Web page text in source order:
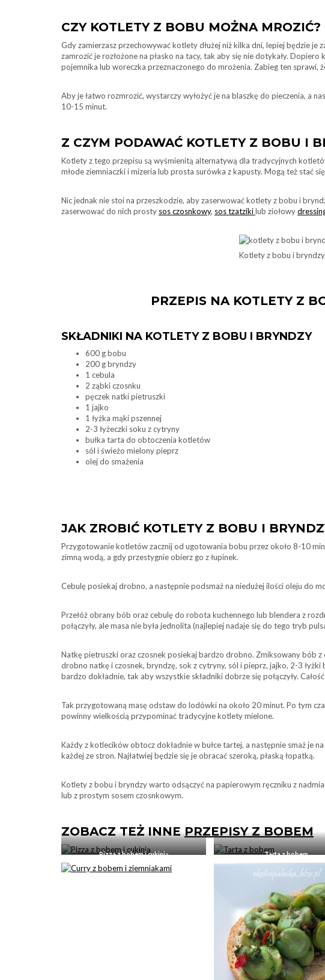
CZY KOTLETY Z BOBU MOŻNA MROZIĆ?
Gdy zamierzasz przechowywać kotlety dłużej niż kilka dni, lepiej będzie je
zamrozić je rozłożone na płasko na tacy, tak aby się nie dotykały.
pojemnika lub woreczka przeznaczonego do mrożenia. Zabieg ten sprawi,
Aby je łatwo rozmrozić, wystarczy wyłożyć je na blaszkę do pieczenia, a
10-15 minut.
Z CZYM PODAWAĆ KOTLETY Z BOBU I
Kotlety z tego przepisu są wyśmienitą alternatywą dla tradycyjnych
młode ziemniaczki i mizeria lub prosta surówka z kapusty. Mogą też stać
Nic jednak nie stoi na przeszkodzie, aby zaserwować kotlety z bobu i
zaserwować do nich prosty sos czosnkowy, sos tzatzikilub ziołowy
Kotlety z bobu i bryndzy
PRZEPIS NA KOTLETY Z
SKŁADNIKI NA KOTLETY Z BOBU I BRYNDZY
600 g bobu
200 g bryndzy
1 cebula
2 ząbki czosnku
pęczek natki pietruszki
1 jajko
1 łyżka mąki pszennej
2-3 łyżeczki soku z cytryny
bułka tarta do obtoczenia kotletów
sól i świeżo mielony pieprz
olej do smażenia
JAK ZROBIĆ KOTLETY Z BOBU I
Przygotowanie kotletów zacznij od ugotowania bobu przez około 8-10
zimną wodą, a gdy przestygnie obierz go z łupinek.
Cebulę posiekaj drobno, a następnie podsmaż na niedużej ilości oleju do
Przełóż obrany bób oraz cebulę do robota kuchennego lub blendera z
połączyły, ale masa nie była jednolita (najlepiej nadaje się do tego tryb
Natkę pietruszki oraz czosnek posiekaj bardzo drobno. Zmiksowany bób z
drobno natkę i czosnek, bryndzę, sok z cytryny, sól i pieprz, jajko, 2-3
bardzo dokładnie, tak aby wszystkie składniki dobrze się połączyły.
Tak przygotowaną masę odstaw do lodówki na około 20 minut. Po tym
powinny wielkością przypominać tradycyjne kotlety mielone.
Każdy z kotlecików obtocz dokładnie w bułce tartej, a następnie smaż je
każdej ze stron. Najłatwiej będzie się je obracać szeroką, płaską łopatką.
Kotlety z bobu i bryndzy warto odsączyć na papierowym ręczniku z
lub z prostym sosem czosnkowym.
ZOBACZ TEŻ INNEPRZEPISY Z BOBEM
Pizza z bobem i cukinią Tarta z bobem